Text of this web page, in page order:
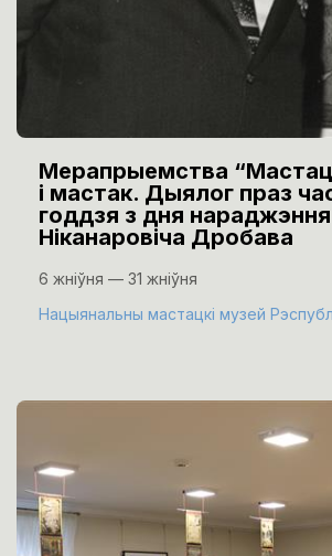
Мерапрыемства
і мастак. Дыялог праз
годдзя з дня
Ніканаровіча Дробава
6 жніўня — 31 жніўня
Нацыянальны мастацкі музей